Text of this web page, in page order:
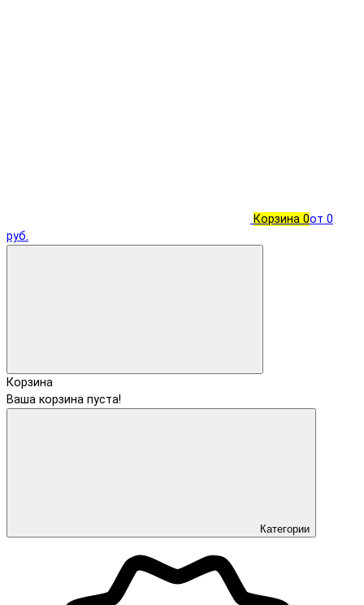
Корзина 0от 0
руб.
Корзина
Ваша корзина пуста!
Категории